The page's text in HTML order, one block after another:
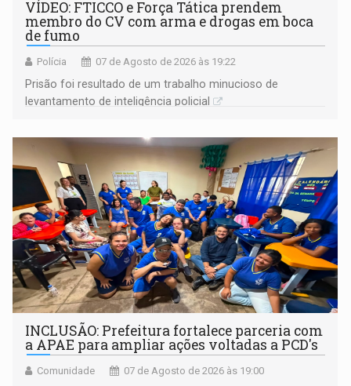
VÍDEO: FTICCO e Força Tática prendem
membro do CV com arma e drogas em boca
de fumo
Polícia 07 de Agosto de 2026 às 19:22
Prisão foi resultado de um trabalho minucioso de
levantamento de inteligência policial
INCLUSÃO: Prefeitura fortalece parceria com
a APAE para ampliar ações voltadas a PCD's
Comunidade 07 de Agosto de 2026 às 19:00